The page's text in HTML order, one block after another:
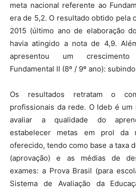
meta nacional referente ao
era de 5,2. O resultado obtido pela
2015 (último ano de elaboração
havia atingido a nota de 4,9.
apresentou um
Fundamental II (8º / 9º ano):
Os resultados retratam o
profissionais da rede. O Ideb é um
avaliar a qualidade do
estabelecer metas em prol da
oferecido, tendo como base a taxa
(aprovação) e as médias de
exames: a Prova Brasil (para
Sistema de Avaliação da